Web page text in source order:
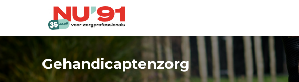
Gehandicaptenzorg